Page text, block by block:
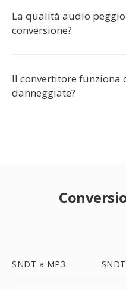
La qualità audio
conversione?
Il convertitore funziona
danneggiate?
SNDT a MP3